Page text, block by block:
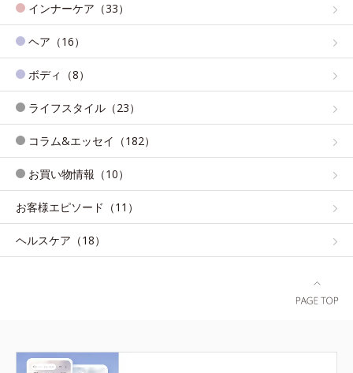
インナーケア（33）
ヘア（16）
ボディ（8）
ライフスタイル（23）
コラム&エッセイ（182）
お買い物情報（10）
お客様エピソード（11）
ヘルスケア（18）